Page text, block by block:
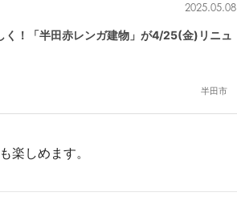
半田市
2025.05.08
く！「半田赤レンガ建物」が4/25(金)リニュ
楽しめます。